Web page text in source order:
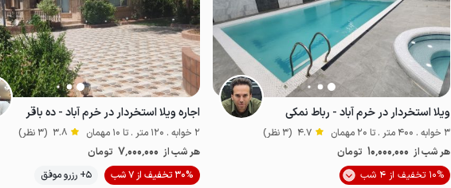
موقعیت در نقشه
ویلا استخردار در خرم آباد - رباط نمکی
3 خوابه . 400 متر . تا 20 مهمان 4.7 (3 نظر)
هر شب از 10٬000٬000 تومان
10% تخفیف از 4 شب
لوکس و مجلل
اجاره ویلا استخردار در خرم آباد - ده باقر
2 خوابه . 120 متر . تا 10 مهمان 3.8 (3 نظر)
هر شب از 7٬000٬000 تومان
30% تخفیف از 7 شب
5+ رزرو موفق